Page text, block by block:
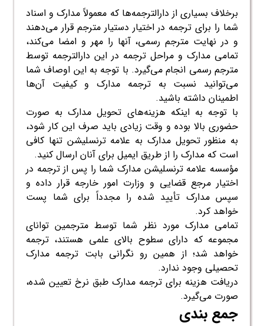
برخلاف بسیاری از دارالترجمه‌ها که معمولاً مدارک و اسناد
شما را برای ترجمه در اختیار دستیار مترجم قرار می‌دهند
و در نهایت مترجم رسمی، آنها را مهر و امضا می‌کند،
تمامی مدارک و مراحل ترجمه در این دارالترجمه توسط
مترجم رسمی انجام می‌گیرد. با توجه به این اوصاف شما
می‌توانید نسبت به ترجمه مدارک و کیفیت آن‌ها
اطمینان داشته باشید.
با توجه به اینکه هزینه‌های تحویل مدارک به صورت
حضوری بالا بوده و وقت زیادی باید صرف این کار ‌شود،
به منظور تحویل مدارک به علامه ترنسلیشن تنها کافی
است که مدارک را از طریق ایمیل برای آنان ارسال کنید.
مؤسسه علامه ترنسلیشن مدارک شما را پس از ترجمه در
اختیار مرجع قضایی و وزارت امور خارجه قرار داده و
سپس مدارک تأیید شده را مجدداً برای شما پست
خواهد کرد.
تمامی مدارک مورد نظر شما توسط مترجمین توانای
مجموعه که دارای سطوح بالای علمی هستند، ترجمه
خواهد شد؛ از همین رو نگرانی بابت ترجمه مدارک
تحصیلی وجود ندارد.
دریافت هزینه برای ترجمه مدارک طبق نرخ تعیین شده،
صورت می‌گیرد.
جمع ‌بندی